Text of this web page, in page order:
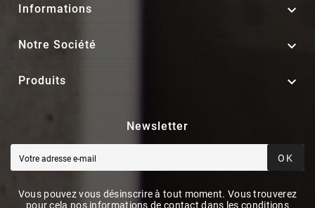
Informations 
Notre Société 
Produits 
Newsletter
OK
Vous pouvez vous désinscrire à tout moment. Vous trouverez
pour cela nos informations de contact dans les conditions